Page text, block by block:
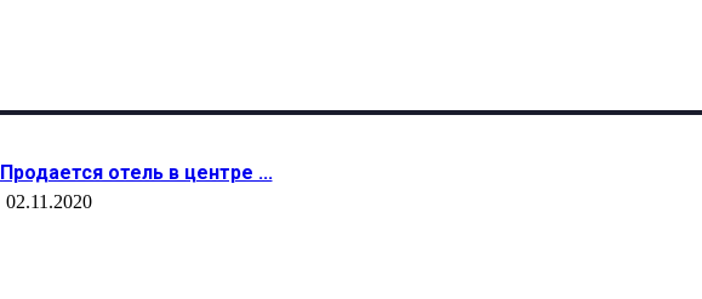
Продается отель в центре ...
02.11.2020